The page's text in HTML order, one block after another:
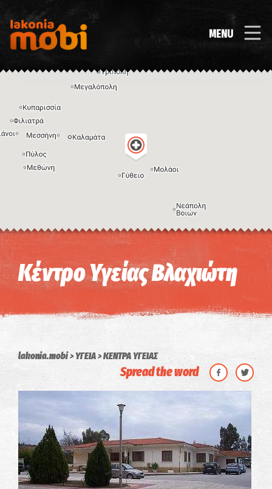
MENU
Η εικόνα ενδέχεται να υπόκειται σε πνευματικά δικαιώματα Όροι
Κέντρο Υγείας Βλαχιώτη
lakonia.mobi ΥΓΕΙΑ ΚΕΝΤΡΑ ΥΓΕΙΑΣ
Spread the word